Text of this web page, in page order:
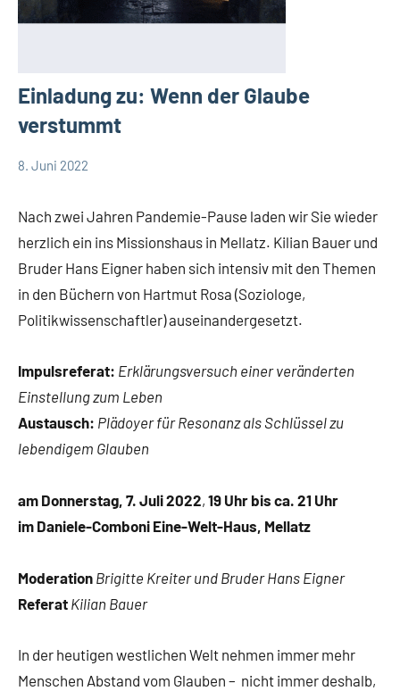
Einladung zu: Wenn der Glaube
verstummt
spirituelles
8. Juni 2022
Nach zwei Jahren Pandemie-Pause laden wir Sie wieder
herzlich ein ins Missionshaus in Mellatz. Kilian Bauer und
Bruder Hans Eigner haben sich intensiv mit den Themen
in den Büchern von Hartmut Rosa (Soziologe,
Politikwissenschaftler) auseinandergesetzt.
Impulsreferat: Erklärungsversuch einer veränderten
Einstellung zum Leben
Austausch: Plädoyer für Resonanz als Schlüssel zu
lebendigem Glauben
am Donnerstag, 7. Juli 2022, 19 Uhr bis ca. 21 Uhr
im Daniele-Comboni Eine-Welt-Haus, Mellatz
Moderation Brigitte Kreiter und Bruder Hans Eigner
Referat Kilian Bauer
In der heutigen westlichen Welt nehmen immer mehr
Menschen Abstand vom Glauben – nicht immer deshalb,